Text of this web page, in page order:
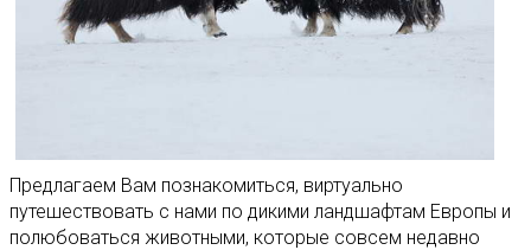
Предлагаем Вам познакомиться, виртуально
путешествовать с нами по дикими ландшафтам Европы и
полюбоваться животными, которые совсем недавно